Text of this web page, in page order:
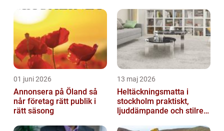
01 juni 2026
Annonsera på Öland så
når företag rätt publik i
rätt säsong
13 maj 2026
Heltäckningsmatta i
stockholm praktiskt,
ljuddämpande och stilrent